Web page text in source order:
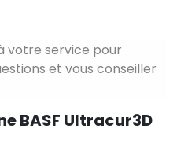
votre service pour
et vous conseiller
BASF Ultracur3D